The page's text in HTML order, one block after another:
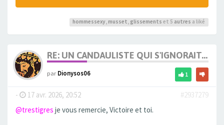
hommessexy, musset, glissements et 5 autres a liké
RE: UN CANDAULISTE QUI S'IGNORAIT...
parDionysos06 1
- 17 avr. 2026, 20:52
#2937279
@trestigres je vous remercie, Victoire et toi.